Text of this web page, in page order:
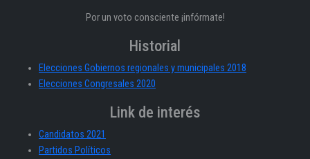
Por un voto consciente ¡infórmate!
Historial
Elecciones Gobiernos regionales y municipales 2018
Elecciones Congresales 2020
Link de interés
Candidatos 2021
Partidos Políticos